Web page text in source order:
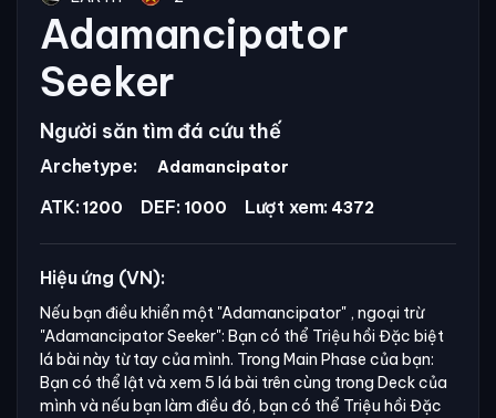
Adamancipator
Seeker
Người săn tìm đá cứu thế
Archetype: Adamancipator
ATK: 1200 DEF: 1000 Lượt xem: 4372
Hiệu ứng (VN):
Nếu bạn điều khiển một "Adamancipator" , ngoại trừ
"Adamancipator Seeker": Bạn có thể Triệu hồi Đặc biệt
lá bài này từ tay của mình. Trong Main Phase của bạn:
Bạn có thể lật và xem 5 lá bài trên cùng trong Deck của
mình và nếu bạn làm điều đó, bạn có thể Triệu hồi Đặc